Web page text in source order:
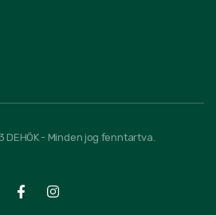
- Minden jog fenntartva.